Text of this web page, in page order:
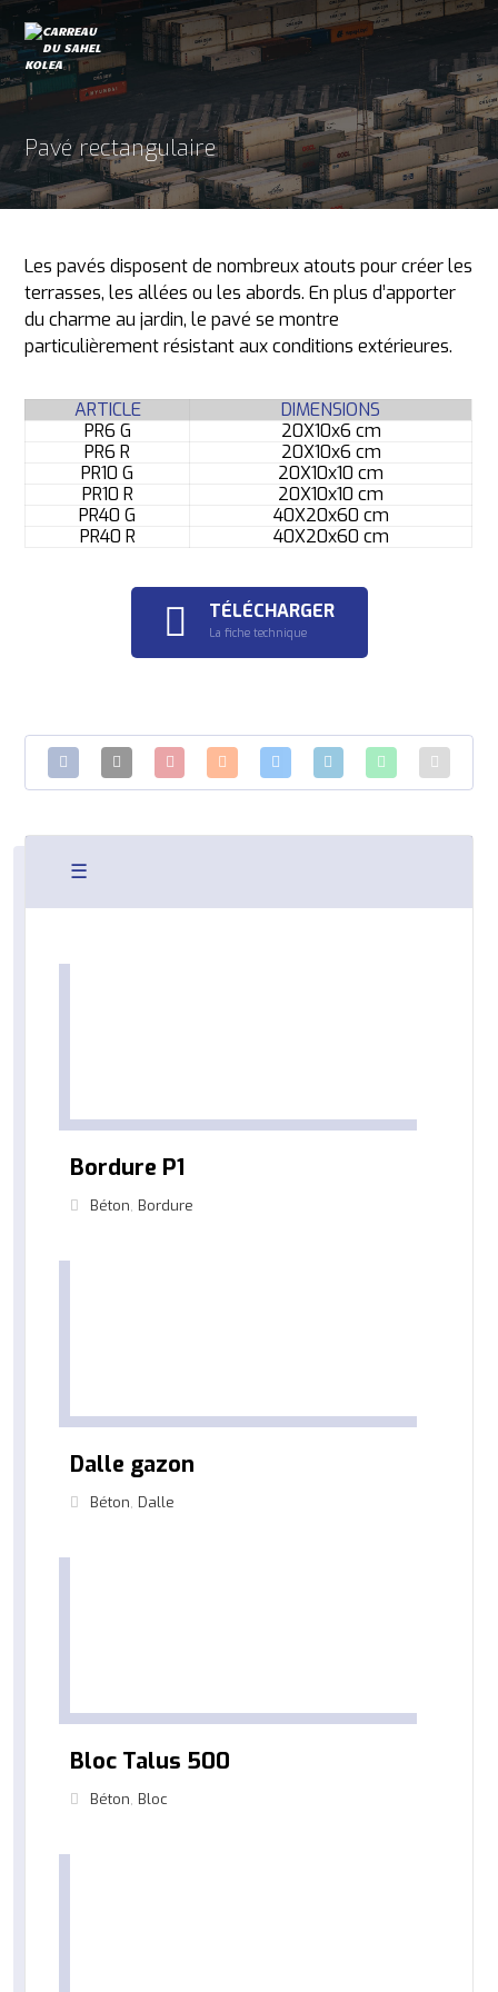
Pavé rectangulaire
Les pavés disposent de nombreux atouts pour créer les
terrasses, les allées ou les abords. En plus d’apporter
du charme au jardin, le pavé se montre
particulièrement résistant aux conditions extérieures.
ARTICLE
DIMENSIONS
PR6 G
20X10x6 cm
PR6 R
20X10x6 cm
PR10 G
20X10x10 cm
PR10 R
20X10x10 cm
PR40 G
40X20x60 cm
PR40 R
40X20x60 cm
TÉLÉCHARGER
La fiche technique
☰
Bordure P1
Béton, Bordure
Dalle gazon
Béton, Dalle
Bloc Talus 500
Béton, Bloc